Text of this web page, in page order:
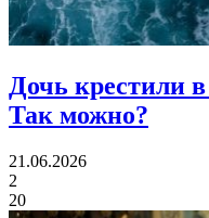
Дочь крестили
Так можно?
21.06.2026
2
20